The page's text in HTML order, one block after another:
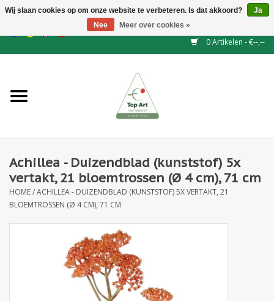
EUR/GBP/CHF
0 Artikelen - €--,--
NIEUW
Binderij
Kunstbloemen
Blad - en Bessentakken
Achillea - Duizendblad (kunststof) 5x
vertakt, 21 bloemtrossen (Ø 4 cm), 71 cm
HOME/ACHILLEA - DUIZENDBLAD (KUNSTSTOF) 5X VERTAKT, 21
BLOEMTROSSEN (Ø 4 CM), 71 CM
Wij slaan cookies op om onze website te verbeteren. Is dat akkoord?
Ja
Nee
Meer over cookies »